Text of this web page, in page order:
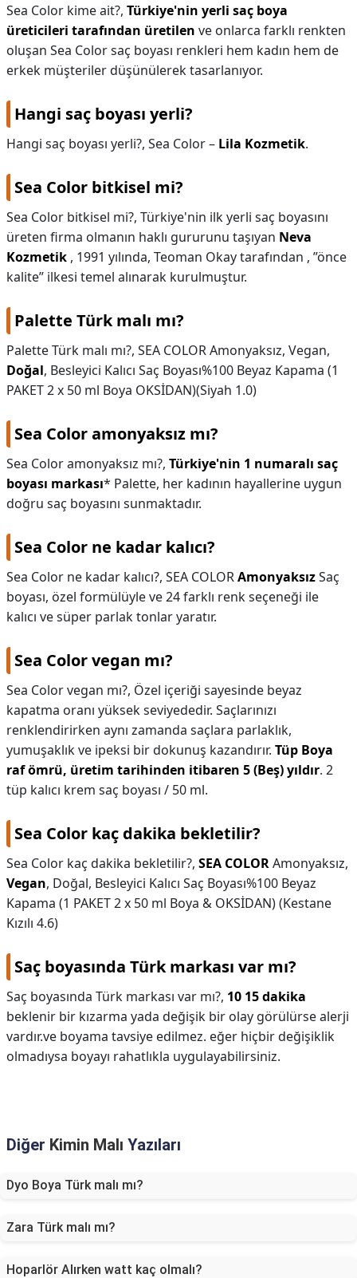
Sea Color kime ait?, Türkiye'nin yerli saç boya
üreticileri tarafından üretilen ve onlarca farklı renkten
oluşan Sea Color saç boyası renkleri hem kadın hem de
erkek müşteriler düşünülerek tasarlanıyor.
Hangi saç boyası yerli?
Hangi saç boyası yerli?, Sea Color – Lila Kozmetik.
Sea Color bitkisel mi?
Sea Color bitkisel mi?, Türkiye'nin ilk yerli saç boyasını
üreten firma olmanın haklı gururunu taşıyan Neva
Kozmetik , 1991 yılında, Teoman Okay tarafından , ”önce
kalite” ilkesi temel alınarak kurulmuştur.
Palette Türk malı mı?
Palette Türk malı mı?, SEA COLOR Amonyaksız, Vegan,
Doğal, Besleyici Kalıcı Saç Boyası%100 Beyaz Kapama (1
PAKET 2 x 50 ml Boya OKSİDAN)(Siyah 1.0)
Sea Color amonyaksız mı?
Sea Color amonyaksız mı?, Türkiye'nin 1 numaralı saç
boyası markası* Palette, her kadının hayallerine uygun
doğru saç boyasını sunmaktadır.
Sea Color ne kadar kalıcı?
Sea Color ne kadar kalıcı?, SEA COLORAmonyaksızSaç
boyası, özel formülüyle ve 24 farklı renk seçeneği ile
kalıcı ve süper parlak tonlar yaratır.
Sea Color vegan mı?
Sea Color vegan mı?, Özel içeriği sayesinde beyaz
kapatma oranı yüksek seviyededir. Saçlarınızı
renklendirirken aynı zamanda saçlara parlaklık,
yumuşaklık ve ipeksi bir dokunuş kazandırır. Tüp Boya
raf ömrü, üretim tarihinden itibaren 5 (Beş) yıldır. 2
tüp kalıcı krem saç boyası / 50 ml.
Sea Color kaç dakika bekletilir?
Sea Color kaç dakika bekletilir?, SEA COLORAmonyaksız,
Vegan, Doğal, Besleyici Kalıcı Saç Boyası%100 Beyaz
Kapama (1 PAKET 2 x 50 ml Boya & OKSİDAN) (Kestane
Kızılı 4.6)
Saç boyasında Türk markası var mı?
Saç boyasında Türk markası var mı?, 10 15 dakika
beklenir bir kızarma yada değişik bir olay görülürse alerji
vardır.ve boyama tavsiye edilmez. eğer hiçbir değişiklik
olmadıysa boyayı rahatlıkla uygulayabilirsiniz.
Diğer Kimin Malı Yazıları
Dyo Boya Türk malı mı?
Zara Türk malı mı?
Hoparlör Alırken watt kaç olmalı?